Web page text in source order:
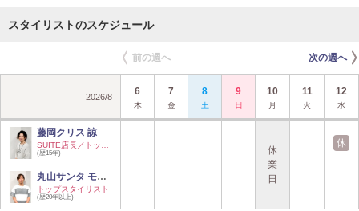
スタイリストのスケジュール
前の週へ 次の週へ
2026/8 6
木
7
金
8
土
9
日
10
月
11
火
12
水
藤岡クリス 諒
SUITE店長／トップ…
(歴15年)
丸山サンタ モニカ…
トップスタイリスト
(歴20年以上)
休
業
日
休